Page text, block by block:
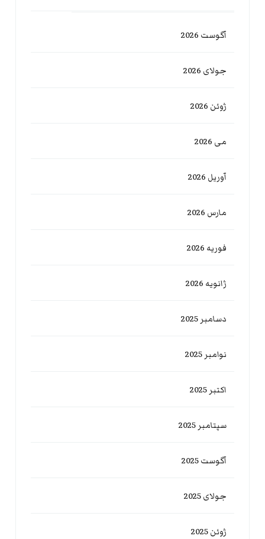
آگوست 2026
جولای 2026
ژوئن 2026
می 2026
آوریل 2026
مارس 2026
فوریه 2026
ژانویه 2026
دسامبر 2025
نوامبر 2025
اکتبر 2025
سپتامبر 2025
آگوست 2025
جولای 2025
ژوئن 2025